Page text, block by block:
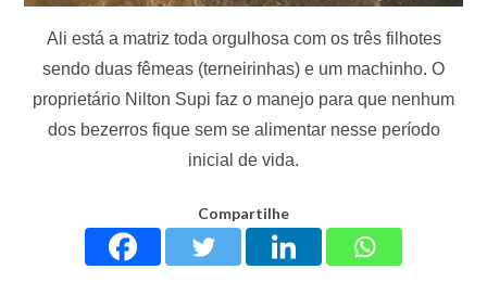
Ali está a matriz toda orgulhosa com os três filhotes
sendo duas fêmeas (terneirinhas) e um machinho. O
proprietário Nilton Supi faz o manejo para que nenhum
dos bezerros fique sem se alimentar nesse período
inicial de vida.
Compartilhe